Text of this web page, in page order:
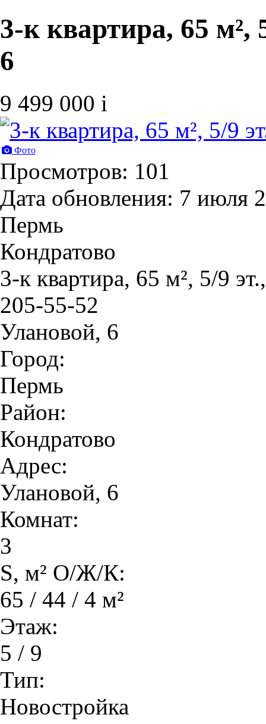
3-к квартира, 65 м²,
6
9 499 000 i
Фото
Просмотров: 101
Дата обновления: 7 июля
Пермь
Кондратово
3-к квартира, 65 м², 5/9
205-55-52
Улановой, 6
Город:
Пермь
Район:
Кондратово
Адрес:
Улановой, 6
Комнат:
3
S, м² О/Ж/К:
65 / 44 / 4 м²
Этаж:
5 / 9
Тип:
Новостройка